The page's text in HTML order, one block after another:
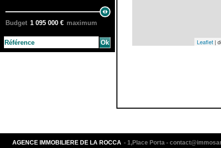
Budget 1 095 000 € maximum
Leaflet |
AGENCE IMMOBILIERE DE LA ROCCA - 1,Place Porta -